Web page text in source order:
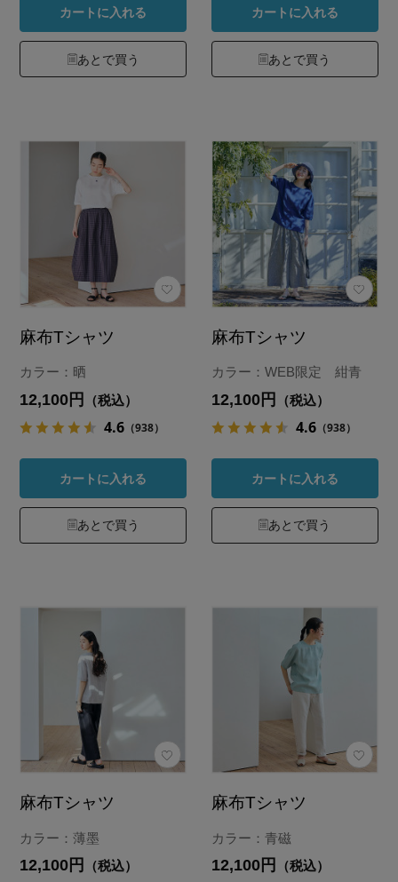
カートに入れる
あとで買う
カートに入れる
あとで買う
麻布Tシャツ
カラー：晒
12,100円 （税込）
4.6 （938）
カートに入れる
あとで買う
麻布Tシャツ
カラー：WEB限定 紺青
12,100円 （税込）
4.6 （938）
カートに入れる
あとで買う
麻布Tシャツ
カラー：薄墨
12,100円 （税込）
麻布Tシャツ
カラー：青磁
12,100円 （税込）